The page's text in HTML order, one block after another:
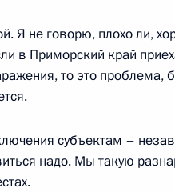
и планах после
Я не говорю, плохо ли,
в Приморский край
то это
субъектам –
надо. Мы такую